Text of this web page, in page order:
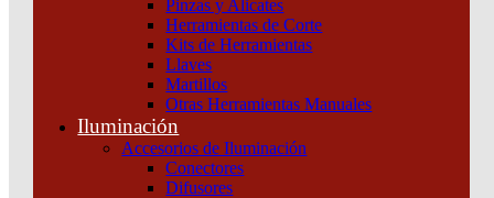
Pinzas y Alicates
Herramientas de Corte
Kits de Herramientas
Llaves
Martillos
Otras Herramientas Manuales
Iluminación
Accesorios de Iluminación
Conectores
Difusores